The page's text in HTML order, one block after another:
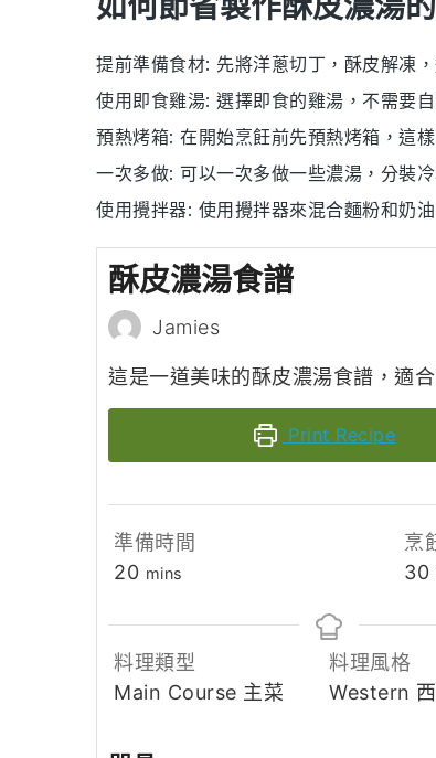
提前準備食材: 先將洋蔥切丁， 酥皮解凍
使用即食雞湯: 選擇即食的雞湯 ，不需要
預熱烤箱: 在開始烹飪前先預熱烤箱 ，這
一次多做: 可以一次多做一些濃湯 ，分裝
使用攪拌器: 使用攪拌器來混合麵粉和奶油
酥皮濃湯食譜
Jamies
這是一道美味的酥皮濃湯食譜，適合
Print Recipe
準備時間
20minutes
mins
烹
30
料理類型
Main Course 主菜
料理風格
Western